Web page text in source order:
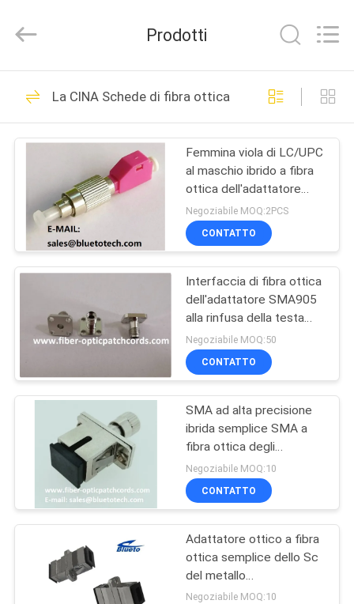
CASA
PRODOTTI
CIRCA
NOI
GIRO
FABBRICA
DI
QUALITÀ
CONTATTICI
NOTIZIE
RICHIEDA
Blueto
Electronics&Communication
All
Reserved.
Cavo di zona a fibra
ottica
163
modulo ottico del
ricetrasmettitore
113
circuito integrato
Prodotti
La CINA Schede di fibra ottica
Femmina viola di LC/UPC
al maschio ibrido a fibra
ottica dell'adattatore
FC/UPC del maschio
OM4 millimetro di
FC/UPC modo femminile
Negoziabile MOQ:2PCS
CONTATTO
Interfaccia di fibra ottica
dell'adattatore SMA905
alla rinfusa della testa
SMA905 di adattatore
della flangia a fibra ottica
della base
Negoziabile MOQ:50
CONTATTO
SMA ad alta precisione
ibrida semplice SMA a
fibra ottica degli
adattatori a fibra ottica
dello Sc all'adattatore
dello Sc
Negoziabile MOQ:10
CONTATTO
Adattatore ottico a fibra
ottica semplice dello Sc
del metallo
dell'adattatore FTTH del
Negoziabile MOQ:10